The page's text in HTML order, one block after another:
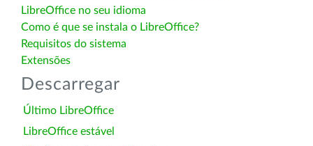
LibreOffice no seu idioma
Como é que se instala o LibreOffice?
Requisitos do sistema
Extensões
Descarregar
Último LibreOffice
LibreOffice estável